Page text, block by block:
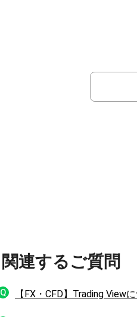
関連するご質問
Q 【FX・CFD】Trading View